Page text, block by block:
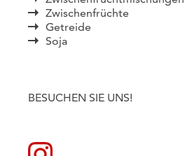
Zwischenfrüchte
Getreide
Soja
BESUCHEN SIE UNS!